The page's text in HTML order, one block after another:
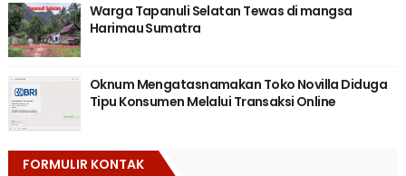
Warga Tapanuli Selatan Tewas di mangsa
Harimau Sumatra
Oknum Mengatasnamakan Toko Novilla Diduga
Tipu Konsumen Melalui Transaksi Online
FORMULIR KONTAK